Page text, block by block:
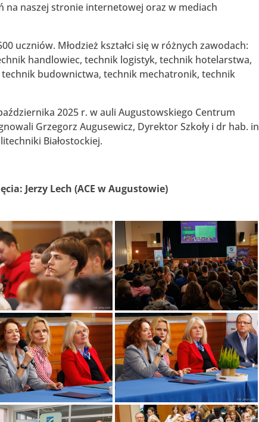
na naszej stronie internetowej oraz w mediach
uczniów. Młodzież kształci się w różnych zawodach:
handlowiec, technik logistyk, technik hotelarstwa,
budownictwa, technik mechatronik, technik
2025 r. w auli Augustowskiego Centrum
Grzegorz Augusewicz, Dyrektor Szkoły i dr hab.
Białostockiej.
Jerzy Lech (ACE w Augustowie)